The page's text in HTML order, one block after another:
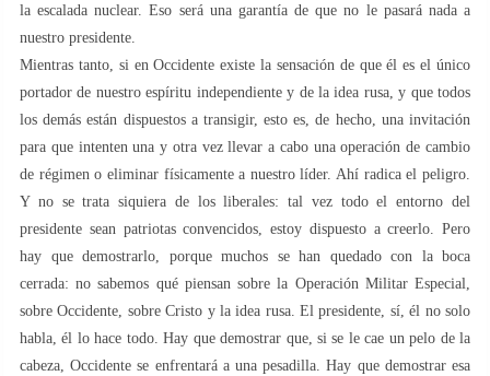
la escalada nuclear. Eso será una garantía de que no le pasará nada a
nuestro presidente.
Mientras tanto, si en Occidente existe la sensación de que él es el único
portador de nuestro espíritu independiente y de la idea rusa, y que todos
los demás están dispuestos a transigir, esto es, de hecho, una invitación
para que intenten una y otra vez llevar a cabo una operación de cambio
de régimen o eliminar físicamente a nuestro líder. Ahí radica el peligro.
Y no se trata siquiera de los liberales: tal vez todo el entorno del
presidente sean patriotas convencidos, estoy dispuesto a creerlo. Pero
hay que demostrarlo, porque muchos se han quedado con la boca
cerrada: no sabemos qué piensan sobre la Operación Militar Especial,
sobre Occidente, sobre Cristo y la idea rusa. El presidente, sí, él no solo
habla, él lo hace todo. Hay que demostrar que, si se le cae un pelo de la
cabeza, Occidente se enfrentará a una pesadilla. Hay que demostrar esa